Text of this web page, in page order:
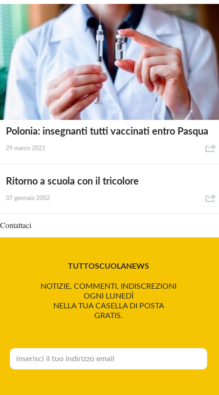
Polonia: insegnanti tutti vaccinati entro Pasqua
29 marzo 2021
Ritorno a scuola con il tricolore
07 gennaio 2002
Contattaci
TUTTOSCUOLANEWS
NOTIZIE, COMMENTI, INDISCREZIONI
OGNI LUNEDÌ
NELLA TUA CASELLA DI POSTA
GRATIS.